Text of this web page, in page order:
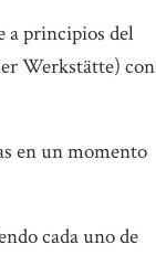
a principios del
Werkstätte) con
en un momento
cada uno de